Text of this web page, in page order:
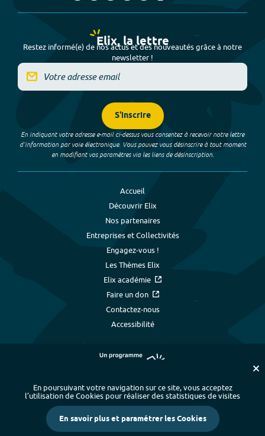
Elix, la lettre
Restez informé(e) de nos actus et des nouveautés grâce à notre
newsletter !
S'inscrire
En indiquant votre adresse e-mail ci-dessus vous consentez à recevoir notre lettre
d’information par voie électronique. Vous pouvez vous désinscrire à tout moment
en modifiant vos paramètres via les liens de désinscription.
Accueil
Découvrir Elix
Nos partenaires
Entreprises et Collectivités
Engagez-vous !
Les Thèmes Elix
Elix académie
Faire un don
Contactez-nous
Accessibilité
Plan du site - Index alphabétique
-
Mentions légales et données personnelles
- Paramétrer les cookies
Crédits
En poursuivant votre navigation sur ce site, vous acceptez
l’utilisation de Cookies pour réaliser des statistiques de visites
En savoir plus et paramétrer les Cookies